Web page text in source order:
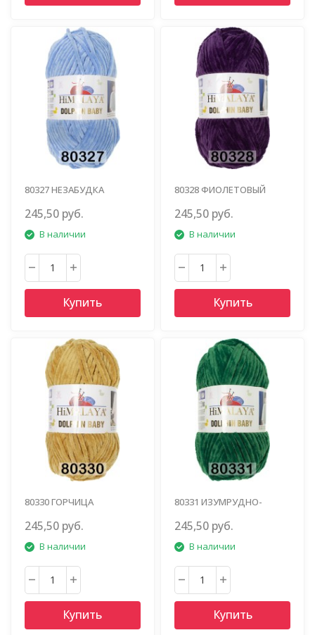
80327 НЕЗАБУДКА
245,50 руб.
В наличии
Купить
80328 ФИОЛЕТОВЫЙ
245,50 руб.
В наличии
Купить
80330 ГОРЧИЦА
245,50 руб.
В наличии
Купить
80331 ИЗУМРУДНО-
245,50 руб.
В наличии
Купить